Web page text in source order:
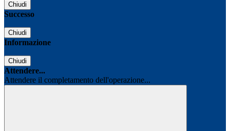
Chiudi
Successo
Chiudi
Informazione
Chiudi
Attendere...
Attendere il completamento dell'operazione...